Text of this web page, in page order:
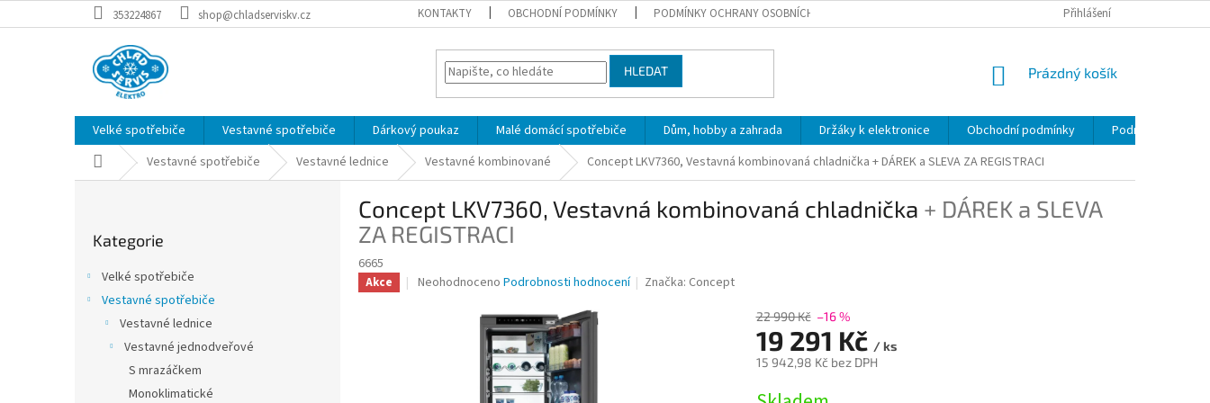
na
353224867 shop@chladserviskv.cz KONTAKTY OBCHODNÍ PODMÍNKY PODMÍNKY OCHRANY OSOBNÍCH ÚDAJŮ Přihlášení
HLEDAT
NÁKUPNÍ
Prázdný košík
Velké spotřebiče Vestavné spotřebiče Dárkový poukaz Malé domácí spotřebiče Dům, hobby a zahrada Držáky k elektronice Obchodní podmínky
Podmínky
Domů Vestavné spotřebiče Vestavné lednice Vestavné kombinované Concept LKV7360, Vestavná kombinovaná chladnička + DÁREK a SLEVA ZA REGISTRACI
kategorie
Kategorie
Velké spotřebiče
Vestavné spotřebiče
Vestavné lednice
Vestavné jednodveřové
S mrazáčkem
Monoklimatické
Concept LKV7360, Vestavná kombinovaná chladnička + DÁREK a SLEVA
ZA REGISTRACI
6665
Akce
Průměrné
Neohodnoceno Podrobnosti hodnocení Značka: Concept
22 990 Kč –16 %
19 291 Kč / ks
15 942,98 Kč bez DPH